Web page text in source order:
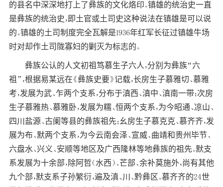
的县名中深深地打上了彝族的文化烙印。镇雄的统治史一直
是彝族的统治史，即土官或土司史这种说法在镇雄是可以说
的。镇雄的土司制度完全瓦解是1936年红军长征过镇雄牛场
时对却作土司陇寡妇的剿灭为标志的。
彝族公认的人文初祖笃慕生子六人，分别为彝族“六
祖”，根据易某远在《彝族史要》记载，长房生子慕雅切、慕雅
考，发展为武、乍两个支系，分布于滇西、滇中、滇南一带；次房
生子慕雅热、慕雅卧，发展为糯、恒两个支系，为今昭通、凉山、
四川盐源、古阑等县的彝族祖先；幺房生子慕克克、慕齐齐，发
展为布、默两个支系，为今云南会泽、宣威、曲靖和贵州毕节、
六盘水、兴义、安顺等地区及广西隆林等地彝族的祖先。默支
系发展为十余部，除阿哲（水西）、芒部、余补莫施外，尚有其他
九个部，默支系子孙繁衍，遍及滇、川、黔彝区。慕齐齐的24世